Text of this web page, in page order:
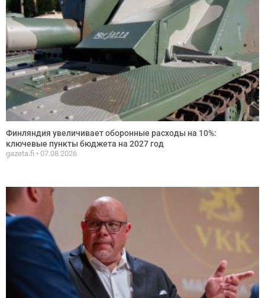
Финляндия увеличивает оборонные расходы на 10%:
ключевые пункты бюджета на 2027 год
gazeta.fi 07.08.2026